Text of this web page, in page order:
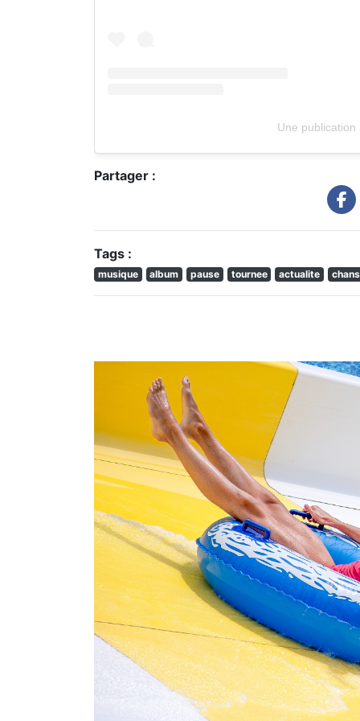
Une publication
Partager :
Tags :
musique album pause tournee actualite